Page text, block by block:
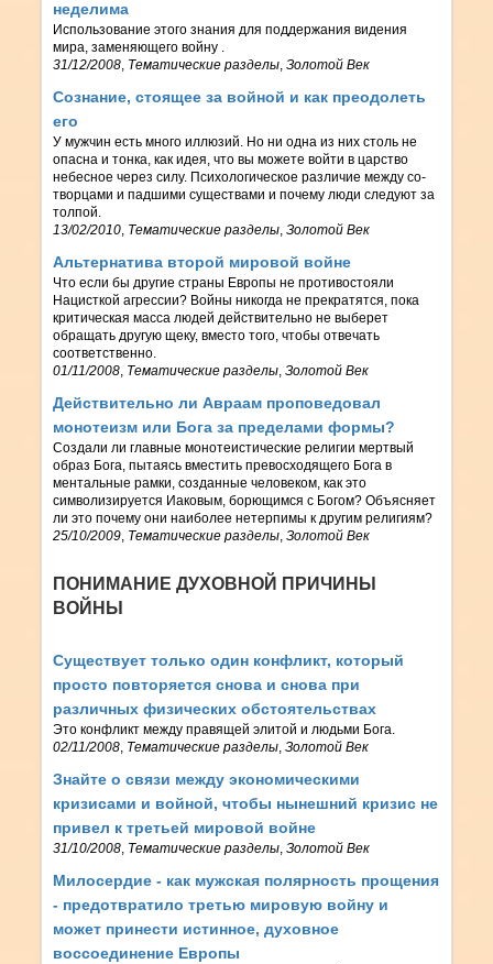
неделима
Использование этого знания для поддержания видения
мира, заменяющего войну .
31/12/2008 Тематические разделы ,Золотой Век
Сознание, стоящее за войной и как преодолеть
его
У мужчин есть много иллюзий. Но ни одна из них столь не
опасна и тонка, как идея, что вы можете войти в царство
небесное через силу. Психологическое различие между со-
творцами и падшими существами и почему люди следуют за
толпой.
13/02/2010 Тематические разделы ,Золотой Век
Альтернатива второй мировой войне
Что если бы другие страны Европы не противостояли
Нацисткой агрессии? Войны никогда не прекратятся, пока
критическая масса людей действительно не выберет
обращать другую щеку, вместо того, чтобы отвечать
соответственно.
01/11/2008 Тематические разделы ,Золотой Век
Действительно ли Авраам проповедовал
монотеизм или Бога за пределами формы?
Создали ли главные монотеистические религии мертвый
образ Бога, пытаясь вместить превосходящего Бога в
ментальные рамки, созданные человеком, как это
символизируется Иаковым, борющимся с Богом? Объясняет
ли это почему они наиболее нетерпимы к другим религиям?
25/10/2009 Тематические разделы ,Золотой Век
ПОНИМАНИЕ ДУХОВНОЙ ПРИЧИНЫ
ВОЙНЫ
Существует только один конфликт, который
просто повторяется снова и снова при
различных физических обстоятельствах
Это конфликт между правящей элитой и людьми Бога.
02/11/2008 Тематические разделы ,Золотой Век
Знайте о связи между экономическими
кризисами и войной, чтобы нынешний кризис не
привел к третьей мировой войне
31/10/2008 Тематические разделы ,Золотой Век
Милосердие - как мужская полярность прощения
- предотвратило третью мировую войну и
может принести истинное, духовное
воссоединение Европы